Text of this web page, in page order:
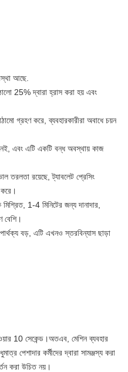
আছে.
25% দ্বারা হ্রাস করা হয় এবং
গ্রহণ করে, ব্যবহারকারীরা অবাধে চয়ন
এবং এটি একটি বন্ধ অবস্থায় কাজ
তরলতা রয়েছে, ট্যাবলেট প্রেসিং
করে।
1-4 মিনিটের জন্য দানাদার,
বেশি।
বড়, এটি এখনও স্তরবিন্যাস ছাড়া
10 সেকেন্ড।অতএব, মেশিন ব্যবহার
পেশাদার কর্মীদের দ্বারা সামঞ্জস্য করা
করা উচিত নয়।